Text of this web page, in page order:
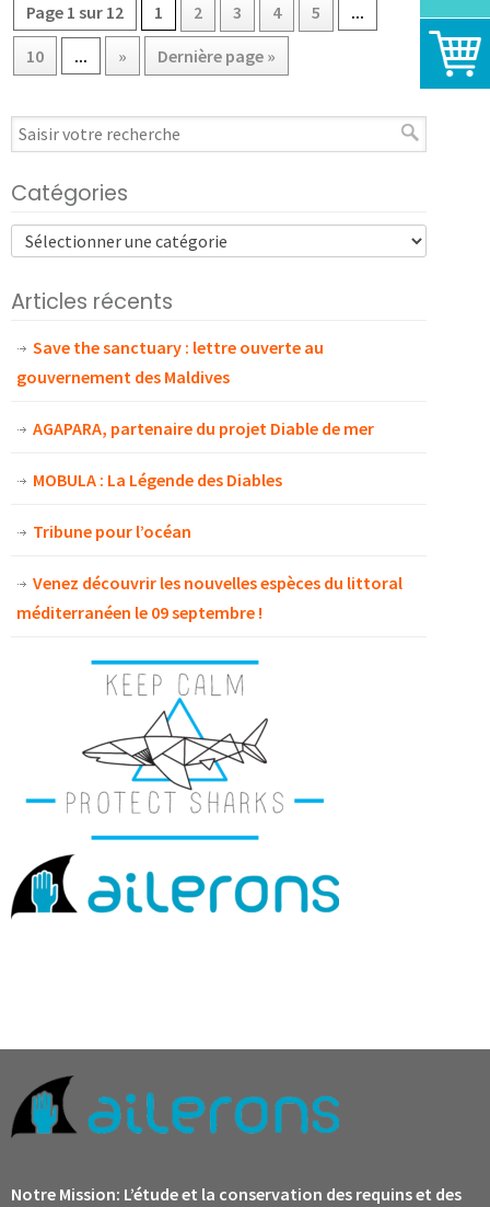
Page 1 sur 12 1 2 3 4 5
...
10
... » Dernière page »
Catégories
Articles récents
Save the sanctuary : lettre ouverte au
gouvernement des Maldives
AGAPARA, partenaire du projet Diable de mer
MOBULA : La Légende des Diables
Tribune pour l’océan
Venez découvrir les nouvelles espèces du littoral
méditerranéen le 09 septembre !
Notre Mission: L’étude et la conservation des requins et des